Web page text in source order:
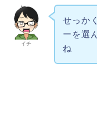
イチ
せっか
ーを選
ね